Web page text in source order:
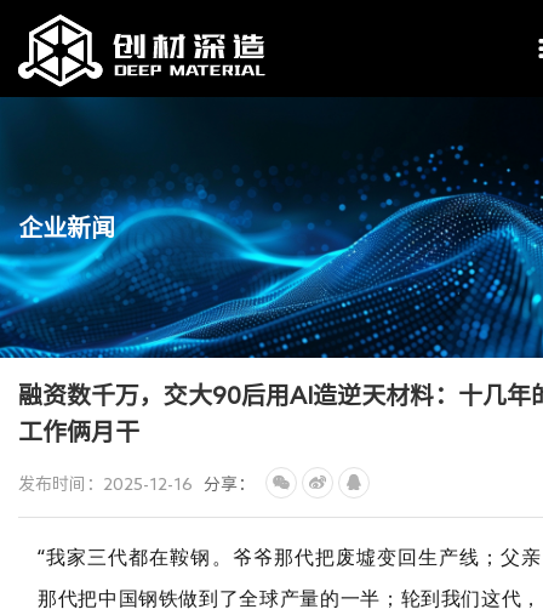
企业新闻
融资数千万，交大90后用AI造逆天材料：十几年
工作俩月干
发布时间：2025-12-16 分享：
“我家三代都在鞍钢。爷爷那代把废墟变回生产线；父亲
那代把中国钢铁做到了全球产量的一半；轮到我们这代，